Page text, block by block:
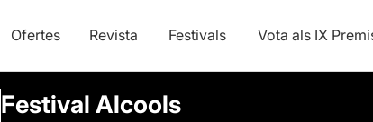
Ofertes Revista Festivals Vota als IX
Festival Alcools